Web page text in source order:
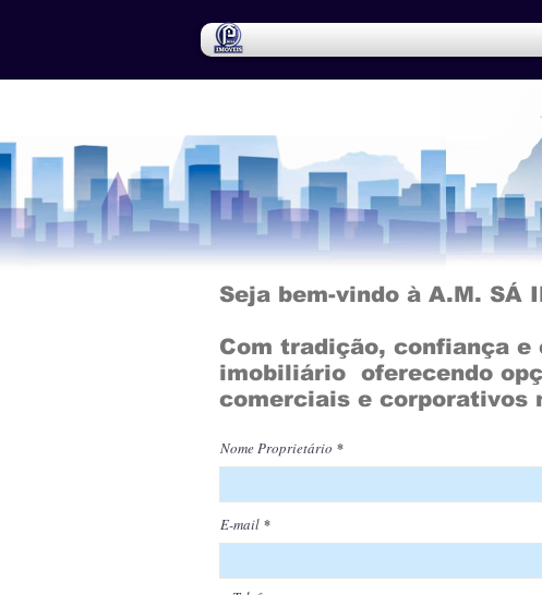
Seja bem-vindo à A.M. SÁ
Com tradição, confiança e
imobiliário oferecendo
comerciais e corporativos
Nome Proprietário
E-mail